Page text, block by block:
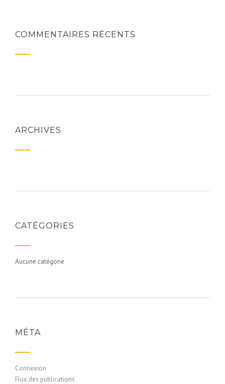
COMMENTAIRES RÉCENTS
ARCHIVES
CATÉGORIES
Aucune catégorie
MÉTA
Connexion
Flux des publications